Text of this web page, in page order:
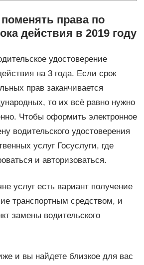
права по
действия в 2019 году
удостоверение
на 3 года. Если срок
прав заканчивается
то их всё равно нужно
Чтобы оформить электронное
водительского удостоверения
услуг Госуслуги, где
и авторизоваться.
услуг есть вариант получение
транспортным средством, и
замены водительского
и вы найдете близкое для вас